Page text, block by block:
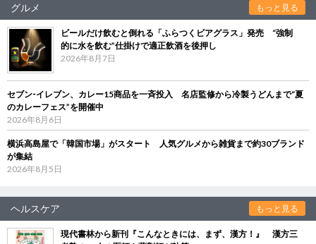
グルメ もっと見る
ビールだけ飲むと倒れる「ふらつくビアグラス」発売 “強制
的に水を飲む”仕掛けで適正飲酒を後押し
2026年8月7日
セブン‐イレブン、カレー15商品を一斉投入 名店監修から冷製うどんまで“夏
のカレーフェス”を開催中
2026年8月6日
横浜高島屋で「韓国市場」がスタート 人気グルメから雑貨まで約30ブランド
が集結
2026年8月5日
ヘルスケア もっと見る
現代書林から新刊『こんなときには、まず、漢方！』 漢方三